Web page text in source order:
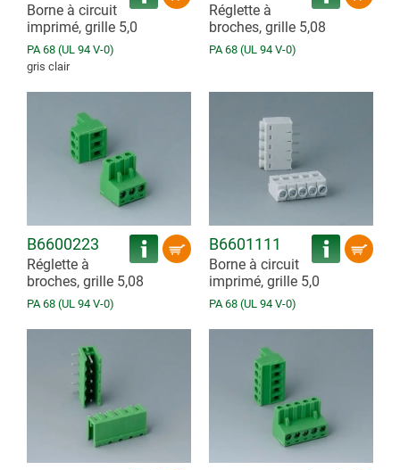
Borne à circuit
imprimé, grille 5,0
PA 68 (UL 94 V-0)
gris clair
Réglette à
broches, grille 5,08
PA 68 (UL 94 V-0)
B6600223
Réglette à
broches, grille 5,08
PA 68 (UL 94 V-0)
B6601111
Borne à circuit
imprimé, grille 5,0
PA 68 (UL 94 V-0)